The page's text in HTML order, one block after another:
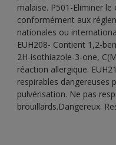
malaise. P501-Eliminer
conformément aux
nationales ou
EUH208- Contient 1,2-
2H-isothiazole-3-one,
réaction allergique.
respirables dangereuses
pulvérisation. Ne pas
brouillards.Dangereux.